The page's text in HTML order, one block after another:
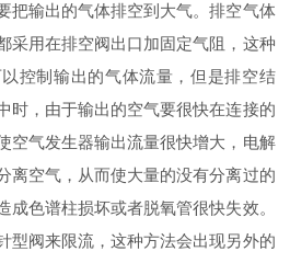
把输出的气体排空到大气。排空气体
采用在排空阀出口加固定气阻，这种
控制输出的气体流量，但是排空结
时，由于输出的空气要很快在连接的
空气发生器输出流量很快增大，电解
离空气，从而使大量的没有分离过的
成色谱柱损坏或者脱氧管很快失效。
型阀来限流，这种方法会出现另外的